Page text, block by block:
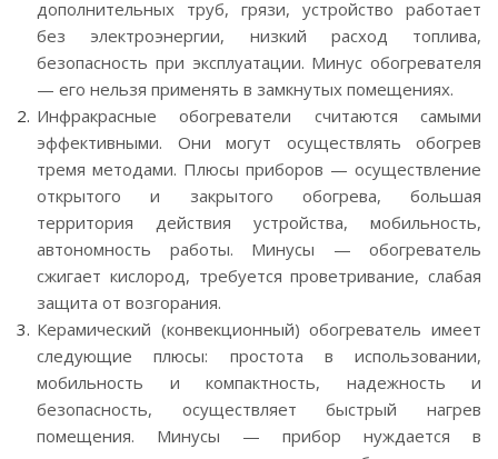
дополнительных труб, грязи, устройство работает
без электроэнергии, низкий расход топлива,
безопасность при эксплуатации. Минус обогревателя
— его нельзя применять в замкнутых помещениях.
Инфракрасные обогреватели считаются самыми
эффективными. Они могут осуществлять обогрев
тремя методами. Плюсы приборов — осуществление
открытого и закрытого обогрева, большая
территория действия устройства, мобильность,
автономность работы. Минусы — обогреватель
сжигает кислород, требуется проветривание, слабая
защита от возгорания.
Керамический (конвекционный) обогреватель имеет
следующие плюсы: простота в использовании,
мобильность и компактность, надежность и
безопасность, осуществляет быстрый нагрев
помещения. Минусы — прибор нуждается в